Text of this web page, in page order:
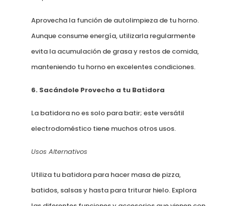
Aprovecha la función de autolimpieza de tu horno.
Aunque consume energía, utilizarla regularmente
evita la acumulación de grasa y restos de comida,
manteniendo tu horno en excelentes condiciones.
6. Sacándole Provecho a tu Batidora
La batidora no es solo para batir; este versátil
electrodoméstico tiene muchos otros usos.
Usos Alternativos
Utiliza tu batidora para hacer masa de pizza,
batidos, salsas y hasta para triturar hielo. Explora